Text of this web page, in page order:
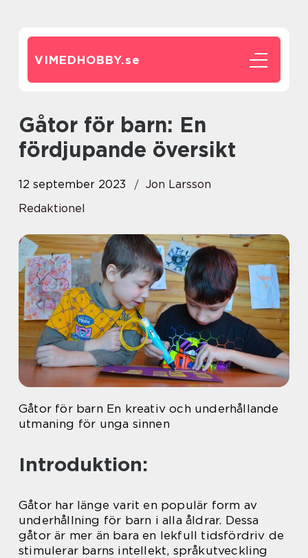
VIMEDHOBBY.se
Gåtor för barn: En
fördjupande översikt
12 september 2023
Jon Larsson
Redaktionel
Gåtor för barn En kreativ och underhållande
utmaning för unga sinnen
Introduktion:
Gåtor har länge varit en populär form av
underhållning för barn i alla åldrar. Dessa
gåtor är mer än bara en lekfull tidsfördriv de
stimulerar barns intellekt, språkutveckling